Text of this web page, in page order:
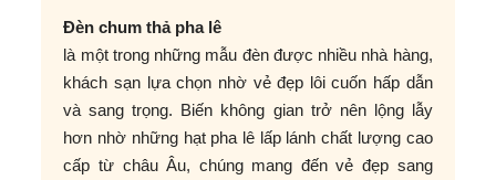
Đèn chum thả pha lê
là một trong những mẫu đèn được nhiều nhà hàng,
khách sạn lựa chọn nhờ vẻ đẹp lôi cuốn hấp dẫn
và sang trọng. Biến không gian trở nên lộng lẫy
hơn nhờ những hạt pha lê lấp lánh chất lượng cao
cấp từ châu Âu, chúng mang đến vẻ đẹp sang